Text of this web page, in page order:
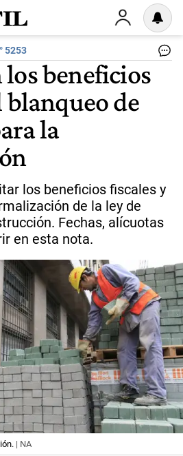
5253
los beneficios
blanqueo de
la
los beneficios fiscales y
de la ley de
Fechas, alícuotas
en esta nota.
| NA